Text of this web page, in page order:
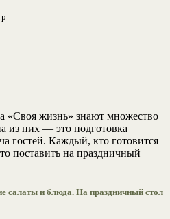
«Своя жизнь» знают множество
из них — это подготовка
гостей. Каждый, кто готовится
поставить на праздничный
салаты и блюда. На праздничный стол